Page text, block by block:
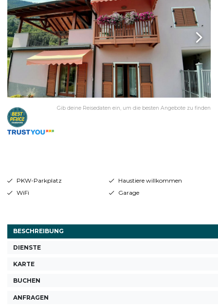
Gib deine Reisedaten ein, um die besten Angebote zu finden
PKW-Parkplatz
Haustiere willkommen
WiFi
Garage
BESCHREIBUNG
DIENSTE
KARTE
BUCHEN
ANFRAGEN